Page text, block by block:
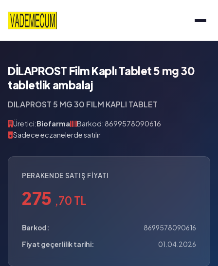
DİLAPROST Film Kaplı Tablet 5 mg 30
tabletlik ambalaj
DILAPROST 5 MG 30 FILM KAPLI TABLET
Üretici:Biofarma
Barkod: 8699578090616
Sadece eczanelerde satılır
PERAKENDE SATIŞ FIYATI
275 ,70 TL
Barkod:
8699578090616
Fiyat geçerlilik tarihi:
01.04.2026